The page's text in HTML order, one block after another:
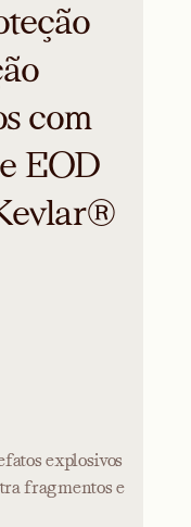
com
EOD
explosivos
fragmentos e